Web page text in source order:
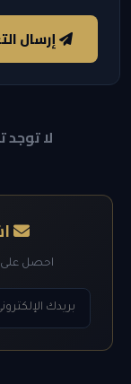
إرسال
لا
احصل على